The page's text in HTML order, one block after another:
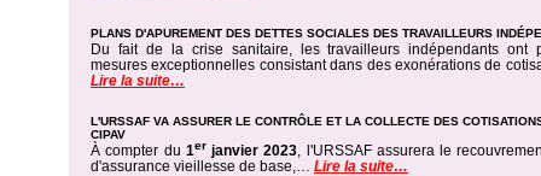
PLANS D'APUREMENT DES DETTES SOCIALES DES TRAVAILLEURS
Du fait de la crise sanitaire, les travailleurs indépendants ont
mesures exceptionnelles consistant dans des exonérations de
Lire la suite…
L'URSSAF VA ASSURER LE CONTRÔLE ET LA COLLECTE DES
CIPAV
À compter du 1erjanvier 2023, l'URSSAF assurera le
d'assurance vieillesse de base,… Lire la suite…